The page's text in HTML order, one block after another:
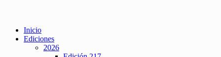
Inicio
Ediciones
2026